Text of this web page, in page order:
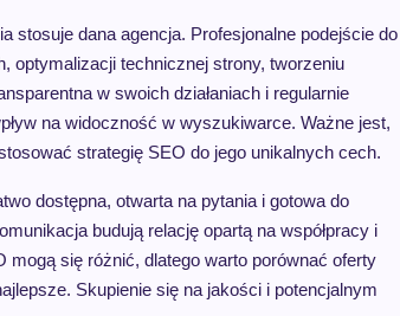
stosuje dana agencja. Profesjonalne podejście do
optymalizacji technicznej strony, tworzeniu
w swoich działaniach i regularnie
na widoczność w wyszukiwarce. Ważne jest,
strategię SEO do jego unikalnych cech.
dostępna, otwarta na pytania i gotowa do
budują relację opartą na współpracy i
mogą się różnić, dlatego warto porównać oferty
Skupienie się na jakości i potencjalnym